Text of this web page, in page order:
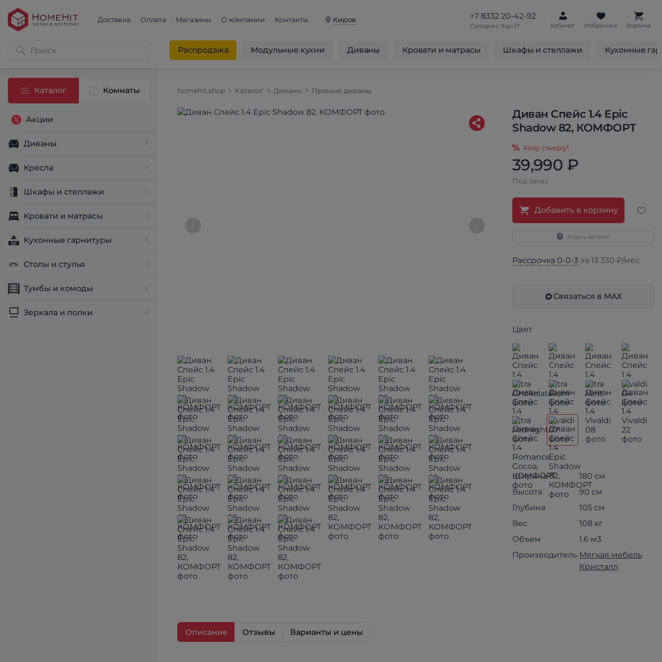
Доставка Оплата Магазины О компании Контакты Киров +7 8332 20-42-92
Сегодня с 9 до 17 Кабинет Избранное Корзина
Распродажа Модульные кухни Диваны Кровати и матрасы Шкафы и стеллажи Кухонные
Каталог Комнаты
Акции
Диваны
Кресла
Шкафы и стеллажи
Кровати и матрасы
Кухонные гарнитуры
Столы и стулья
Тумбы и комоды
Зеркала и полки
homehit.shop Каталог Диваны Прямые диваны
Диван Спейс 1.4 Epic
Shadow 82, КОМФОРТ
Хочу скидку!
39,990 ₽
Под заказ
Добавить в корзину
Задать вопрос
Рассрочка 0-0-3 за 13 330 ₽/мес
Связаться в МАХ
Цвет
Ширина
180 см
Высота
90 см
Глубина
105 см
Вес
108 кг
Объем
1.6 м3
Производитель Мягкая мебель
Кристалл
Описание Отзывы Варианты и цены